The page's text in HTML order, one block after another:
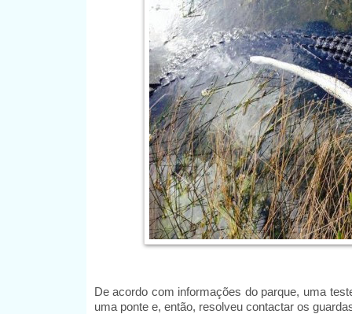
De acordo com informações do parque, uma
uma ponte e, então, resolveu contactar os